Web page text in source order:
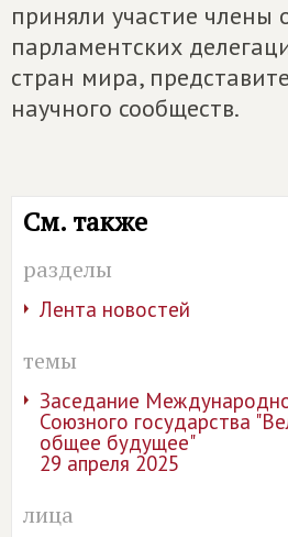
приняли участие
парламентских
стран мира,
научного сообществ.
См. также
разделы
Лента новостей
темы
Заседание
Союзного государства
общее будущее"
29 апреля 2025
лица